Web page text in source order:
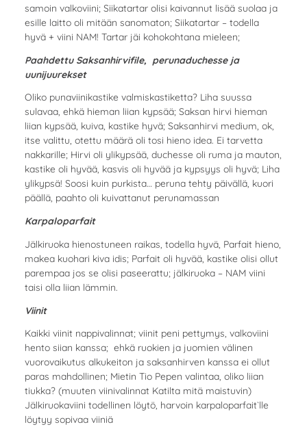
samoin valkoviini; Siikatartar olisi kaivannut lisää suolaa ja
esille laitto oli mitään sanomaton; Siikatartar – todella
hyvä + viini NAM! Tartar jäi kohokohtana mieleen;
Paahdettu Saksanhirvifile, perunaduchesse ja
uunijuurekset
Oliko punaviinikastike valmiskastiketta? Liha suussa
sulavaa, ehkä hieman liian kypsää; Saksan hirvi hieman
liian kypsää, kuiva, kastike hyvä; Saksanhirvi medium, ok,
itse valittu, otettu määrä oli tosi hieno idea. Ei tarvetta
nakkarille; Hirvi oli ylikypsää, duchesse oli ruma ja mauton,
kastike oli hyvää, kasvis oli hyvää ja kypsyys oli hyvä; Liha
ylikypsä! Soosi kuin purkista… peruna tehty päivällä, kuori
päällä, paahto oli kuivattanut perunamassan
Karpaloparfait
Jälkiruoka hienostuneen raikas, todella hyvä, Parfait hieno,
makea kuohari kiva idis; Parfait oli hyvää, kastike olisi ollut
parempaa jos se olisi paseerattu; jälkiruoka – NAM viini
taisi olla liian lämmin.
Viinit
Kaikki viinit nappivalinnat; viinit peni pettymys, valkoviini
hento siian kanssa; ehkä ruokien ja juomien välinen
vuorovaikutus alkukeiton ja saksanhirven kanssa ei ollut
paras mahdollinen; Mietin Tio Pepen valintaa, oliko liian
tiukka? (muuten viinivalinnat Katilta mitä maistuvin)
Jälkiruokaviini todellinen löytö, harvoin karpaloparfait`lle
löytyy sopivaa viiniä